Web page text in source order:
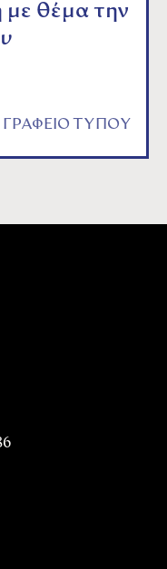
με θέμα την
ΓΡΑΦΕΙΟ ΤΥΠΟΥ